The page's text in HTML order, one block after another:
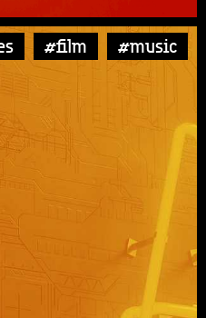
#film #music